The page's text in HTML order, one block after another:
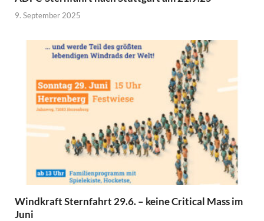
9. September 2025
Windkraft Sternfahrt 29.6. – keine Critical Mass im
Juni